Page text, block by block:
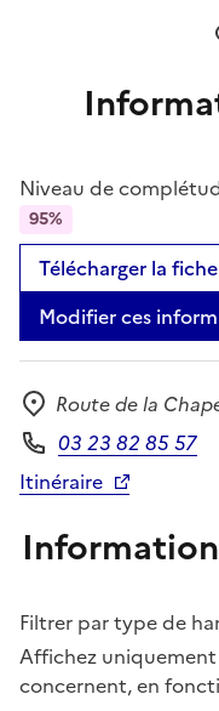
Niveau de
95%
Télécharger la
Modifier ces
Adresse
Route de la
Téléphone
03 23 82 85 57
Itinéraire
Filtrer par type de
Affichez
concernent, en